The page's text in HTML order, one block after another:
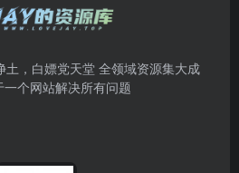
土，白嫖党天堂 全领域资源集大成
个网站解决所有问题